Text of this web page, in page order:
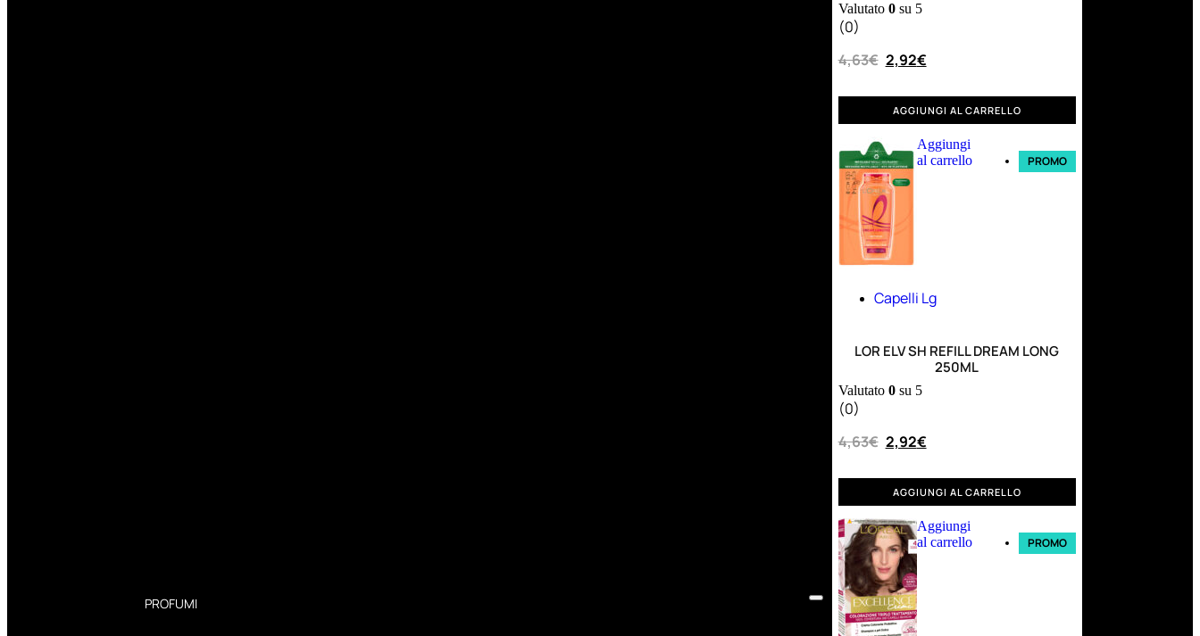
PROFUMI
Valutato 0su 5
(0)
4,63€ 2,92€
AGGIUNGI AL CARRELLO
Aggiungi
al carrello
PROMO
Capelli Lg
LOR ELV SH REFILL DREAM LONG
250ML
Valutato 0su 5
(0)
4,63€ 2,92€
AGGIUNGI AL CARRELLO
Aggiungi
al carrello
PROMO